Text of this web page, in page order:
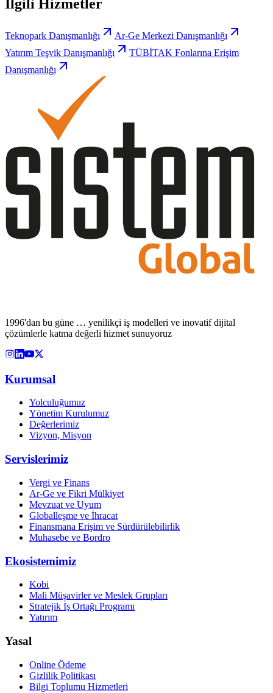
İlgili Hizmetler
Teknopark Danışmanlığı
Ar-Ge Merkezi Danışmanlığı
Yatırım Teşvik Danışmanlığı
TÜBİTAK Fonlarına Erişim
Danışmanlığı
1996'dan bu güne … yenilikçi iş modelleri ve inovatif dijital
çözümlerle katma değerli hizmet sunuyoruz
Kurumsal
Yolculuğumuz
Yönetim Kurulumuz
Değerlerimiz
Vizyon, Misyon
Servislerimiz
Vergi ve Finans
Ar-Ge ve Fikri Mülkiyet
Mevzuat ve Uyum
Globalleşme ve İhracat
Finansmana Erişim ve Sürdürülebilirlik
Muhasebe ve Bordro
Ekosistemimiz
Kobi
Mali Müşavirler ve Meslek Grupları
Stratejik İş Ortağı Programı
Yatırım
Yasal
Online Ödeme
Gizlilik Politikası
Bilgi Toplumu Hizmetleri